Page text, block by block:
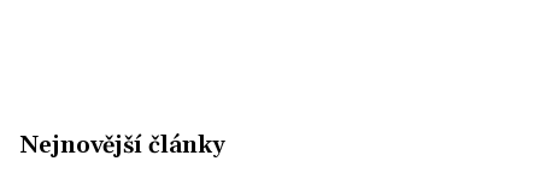
Nejnovější články